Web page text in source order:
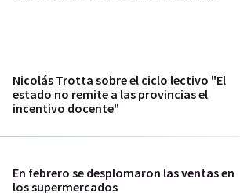
Nicolás Trotta sobre el ciclo lectivo "El
estado no remite a las provincias el
incentivo docente"
En febrero se desplomaron las ventas en
los supermercados